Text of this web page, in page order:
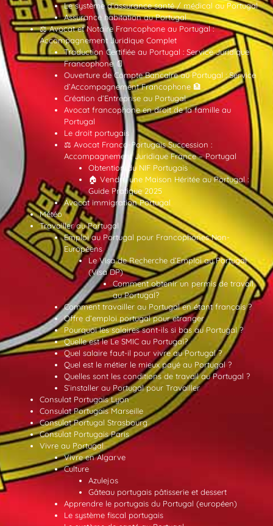
Le système d’assurance santé / médical au Portugal
Assurance habitation au Portugal
⚖️ Avocat et Notaire Francophone au Portugal :
Accompagnement Juridique Complet
Traduction Certifiée au Portugal : Service Juridique
Francophone 📄
Ouverture de Compte Bancaire au Portugal : Service
d’Accompagnement Francophone 🏦
Création d’Entreprise au Portugal
Avocat francophone en droit de la famille au
Portugal
Le droit portugais
⚖️ Avocat Franco-Portugais Succession :
Accompagnement Juridique France – Portugal
Obtention du NIF Portugais
🏠 Vendre une Maison Héritée au Portugal :
Guide Pratique 2025
Avocat immigration Portugal
Météo
Travailler au Portugal
Emploi au Portugal pour Francophones Non-
Européens
Le Visa de Recherche d’Emploi au Portugal
(Visa DP)
Comment obtenir un permis de travail
au Portugal?
Comment travailler au Portugal en étant français ?
Offre d’emploi portugal pour etranger
Pourquoi les salaires sont-ils si bas au Portugal ?
Quelle est le Le SMIC au Portugal?
Quel salaire faut-il pour vivre au Portugal ?
Quel est le métier le mieux payé au Portugal ?
Quelles sont les conditions de travail au Portugal ?
S’installer au Portugal pour Travailler
Consulat Portugais Lyon
Consulat Portugais Marseille
Consulat Portugal Strasbourg
Consulat Portugais Paris
Vivre au Portugal
Vivre en Algarve
Culture
Azulejos
Gâteau portugais pâtisserie et dessert
Apprendre le portugais du Portugal (européen)
Le système fiscal portugais